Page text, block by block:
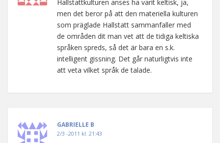
Hallstattkulturen anses ha varit keltisk, ja,
men det beror på att den materiella kulturen
som präglade Hallstatt sammanfaller med
de områden dit man vet att de tidiga keltiska
språken spreds, så det är bara en s.k.
intelligent gissning. Det går naturligtvis inte
att veta vilket språk de talade.
GABRIELLE B
2/3 -2011 kl. 21:43